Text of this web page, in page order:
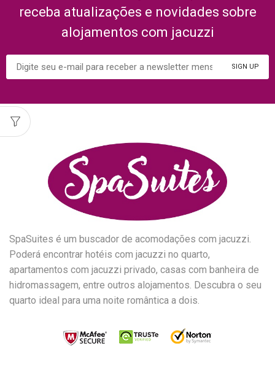
receba atualizações e novidades sobre
alojamentos com jacuzzi
SpaSuites é um buscador de acomodações com jacuzzi.
Poderá encontrar hotéis com jacuzzi no quarto,
apartamentos com jacuzzi privado, casas com banheira de
hidromassagem, entre outros alojamentos. Descubra o seu
quarto ideal para uma noite romântica a dois.